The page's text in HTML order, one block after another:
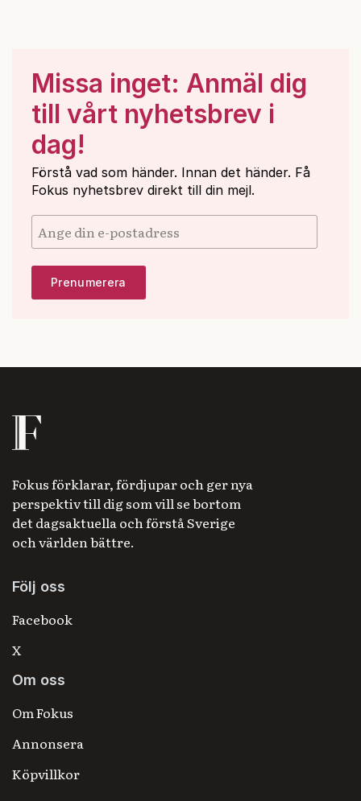
Missa inget: Anmäl dig
till vårt nyhetsbrev i
dag!
Förstå vad som händer. Innan det händer. Få
Fokus nyhetsbrev direkt till din mejl.
Fokus förklarar, fördjupar och ger nya
perspektiv till dig som vill se bortom
det dagsaktuella och förstå Sverige
och världen bättre.
Följ oss
Facebook
X
Om oss
Om Fokus
Annonsera
Köpvillkor